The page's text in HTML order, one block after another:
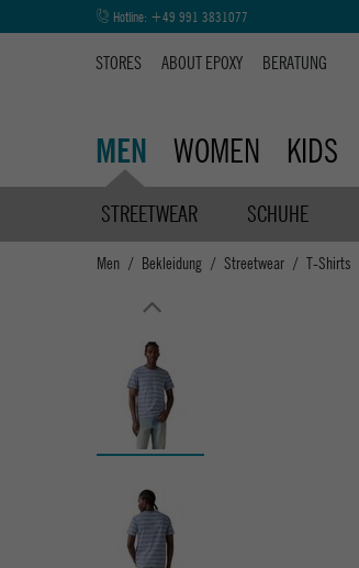
Hotline: +49 991 3831077
STORES ABOUT EPOXY BERATUNG
MEN WOMEN KIDS
STREETWEAR SCHUHE
Men Bekleidung Streetwear T-Shirts